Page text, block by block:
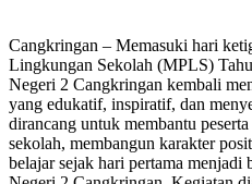
Cangkringan – Memasuki hari
Lingkungan Sekolah (MPLS)
Negeri 2 Cangkringan kembali
yang edukatif, inspiratif, dan
dirancang untuk membantu
sekolah, membangun karakter
belajar sejak hari pertama menjadi